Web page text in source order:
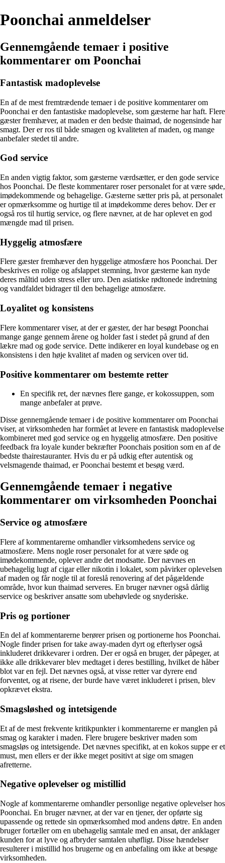
Poonchai anmeldelser
Gennemgående temaer i positive
kommentarer om Poonchai
Fantastisk madoplevelse
En af de mest fremtrædende temaer i de positive kommentarer om
Poonchai er den fantastiske madoplevelse, som gæsterne har haft. Flere
gæster fremhæver, at maden er den bedste thaimad, de nogensinde har
smagt. Der er ros til både smagen og kvaliteten af maden, og mange
anbefaler stedet til andre.
God service
En anden vigtig faktor, som gæsterne værdsætter, er den gode service
hos Poonchai. De fleste kommentarer roser personalet for at være søde,
imødekommende og behagelige. Gæsterne sætter pris på, at personalet
er opmærksomme og hurtige til at imødekomme deres behov. Der er
også ros til hurtig service, og flere nævner, at de har oplevet en god
mængde mad til prisen.
Hyggelig atmosfære
Flere gæster fremhæver den hyggelige atmosfære hos Poonchai. Der
beskrives en rolige og afslappet stemning, hvor gæsterne kan nyde
deres måltid uden stress eller uro. Den asiatiske rødtonede indretning
og vandfaldet bidrager til den behagelige atmosfære.
Loyalitet og konsistens
Flere kommentarer viser, at der er gæster, der har besøgt Poonchai
mange gange gennem årene og holder fast i stedet på grund af den
lækre mad og gode service. Dette indikerer en loyal kundebase og en
konsistens i den høje kvalitet af maden og servicen over tid.
Positive kommentarer om bestemte retter
En specifik ret, der nævnes flere gange, er kokossuppen, som
mange anbefaler at prøve.
Disse gennemgående temaer i de positive kommentarer om Poonchai
viser, at virksomheden har formået at levere en fantastisk madoplevelse
kombineret med god service og en hyggelig atmosfære. Den positive
feedback fra loyale kunder bekræfter Poonchais position som en af de
bedste thairestauranter. Hvis du er på udkig efter autentisk og
velsmagende thaimad, er Poonchai bestemt et besøg værd.
Gennemgående temaer i negative
kommentarer om virksomheden Poonchai
Service og atmosfære
Flere af kommentarerne omhandler virksomhedens service og
atmosfære. Mens nogle roser personalet for at være søde og
imødekommende, oplever andre det modsatte. Der nævnes en
ubehagelig lugt af cigar eller nikotin i lokalet, som påvirker oplevelsen
af maden og får nogle til at foreslå renovering af det pågældende
område, hvor kun thaimad serveres. En bruger nævner også dårlig
service og beskriver ansatte som ubehøvlede og snyderiske.
Pris og portioner
En del af kommentarerne berører prisen og portionerne hos Poonchai.
Nogle finder prisen for take away-maden dyrt og efterlyser også
inkluderet drikkevarer i ordren. Der er også en bruger, der påpeger, at
ikke alle drikkevarer blev medtaget i deres bestilling, hvilket de håber
blot var en fejl. Det nævnes også, at visse retter var dyrere end
forventet, og at risene, der burde have været inkluderet i prisen, blev
opkrævet ekstra.
Smagsløshed og intetsigende
Et af de mest frekvente kritikpunkter i kommentarerne er manglen på
smag og karakter i maden. Flere brugere beskriver maden som
smagsløs og intetsigende. Det nævnes specifikt, at en kokos suppe er et
must, men ellers er der ikke meget positivt at sige om smagen
afretterne.
Negative oplevelser og mistillid
Nogle af kommentarerne omhandler personlige negative oplevelser hos
Poonchai. En bruger nævner, at der var en tjener, der opførte sig
upassende og rettede sin opmærksomhed mod andens døtre. En anden
bruger fortæller om en ubehagelig samtale med en ansat, der anklager
kunden for at lyve og afbryder samtalen uhøfligt. Disse hændelser
resulterer i mistillid hos brugerne og en anbefaling om ikke at besøge
virksomheden.